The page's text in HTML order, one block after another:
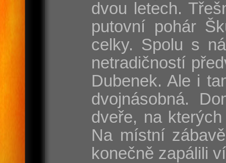
dvou letech.
putovní pohár
celky. Spolu s
netradičností
Dubenek. Ale i
dvojnásobná.
dveře, na
Na místní
konečně zapálili